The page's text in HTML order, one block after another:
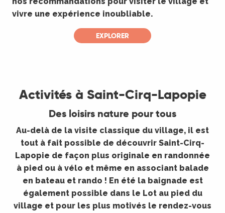
vivre une expérience inoubliable.
EXPLORER
Activités à Saint-Cirq-Lapopie
Des loisirs nature pour tous
Au-delà de la visite classique du village, il est
tout à fait possible de découvrir Saint-Cirq-
Lapopie de façon plus originale en randonnée
à pied ou à vélo et même en associant balade
en bateau et rando ! En été la baignade est
également possible dans le Lot au pied du
village et pour les plus motivés le rendez-vous